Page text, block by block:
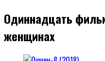
Одиннадцать
женщинах